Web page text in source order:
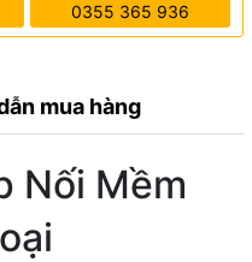
0355 365 936
mua hàng
Nối Mềm